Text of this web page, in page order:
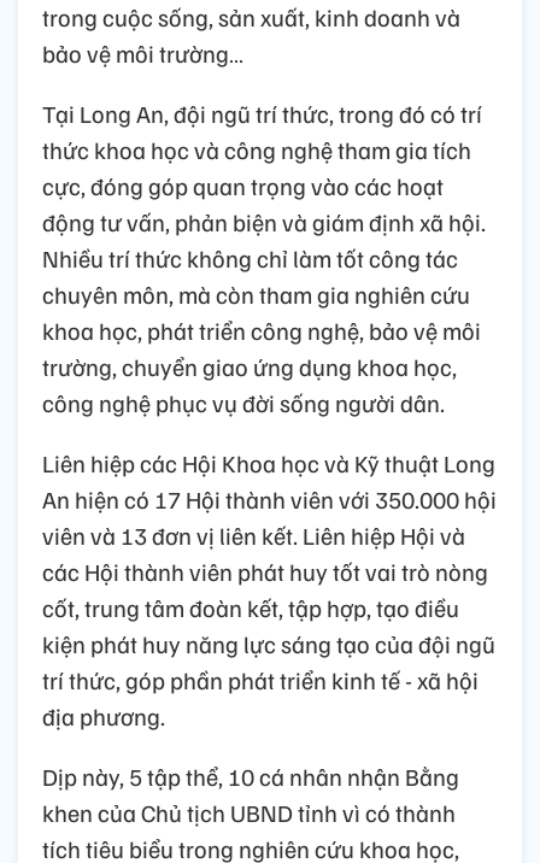
trong cuộc sống, sản xuất, kinh doanh và
bảo vệ môi trường…
Tại Long An, đội ngũ trí thức, trong đó có trí
thức khoa học và công nghệ tham gia tích
cực, đóng góp quan trọng vào các hoạt
động tư vấn, phản biện và giám định xã hội.
Nhiều trí thức không chỉ làm tốt công tác
chuyên môn, mà còn tham gia nghiên cứu
khoa học, phát triển công nghệ, bảo vệ môi
trường, chuyển giao ứng dụng khoa học,
công nghệ phục vụ đời sống người dân.
Liên hiệp các Hội Khoa học và Kỹ thuật Long
An hiện có 17 Hội thành viên với 350.000 hội
viên và 13 đơn vị liên kết. Liên hiệp Hội và
các Hội thành viên phát huy tốt vai trò nòng
cốt, trung tâm đoàn kết, tập hợp, tạo điều
kiện phát huy năng lực sáng tạo của đội ngũ
trí thức, góp phần phát triển kinh tế - xã hội
địa phương.
Dịp này, 5 tập thể, 10 cá nhân nhận Bằng
khen của Chủ tịch UBND tỉnh vì có thành
tích tiêu biểu trong nghiên cứu khoa học,